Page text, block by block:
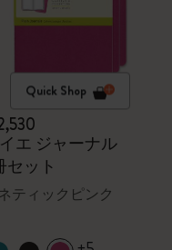
Quick Shop
エ ジャーナル
セット
ティックピンク